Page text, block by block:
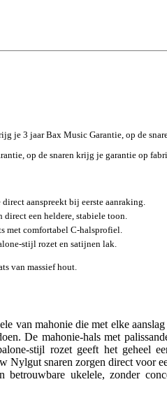
je 3 jaar Bax Music Garantie, op de
op de snaren krijg je garantie op
aanspreekt bij eerste aanraking.
een heldere, stabiele toon.
met comfortabel C-halsprofiel.
stijl rozet en satijnen lak.
van massief hout.
van mahonie die met elke
De mahonie-hals met
stijl rozet geeft het geheel
Nylgut snaren zorgen direct voor
betrouwbare ukelele, zonder